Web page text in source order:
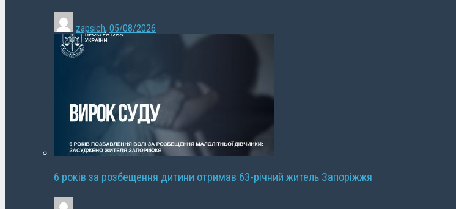
zapsich, 05/08/2026
6 років за розбещення дитини отримав 63-річний житель Запоріжжя